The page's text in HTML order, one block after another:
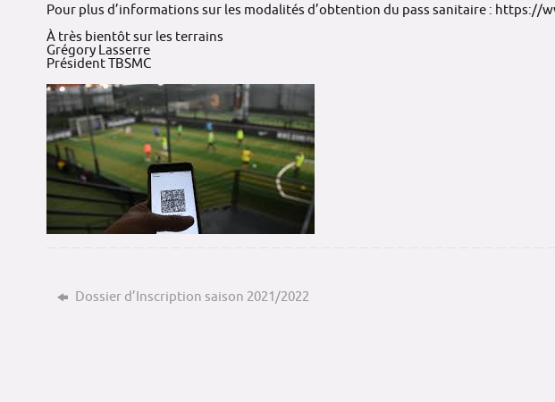
Pour plus d’informations sur les modalités d’obtention du pass sanitaire : https://
À très bientôt sur les terrains
Grégory Lasserre
Président TBSMC
Dossier d’Inscription saison 2021/2022